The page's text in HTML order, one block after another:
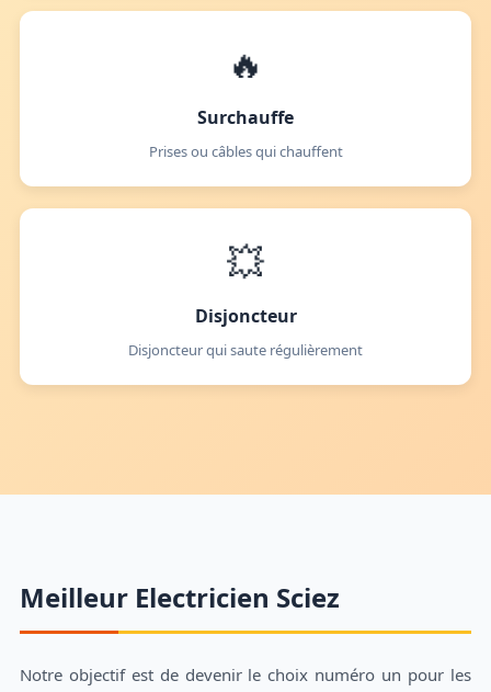
🔥
Surchauffe
Prises ou câbles qui chauffent
💥
Disjoncteur
Disjoncteur qui saute régulièrement
Meilleur Electricien Sciez
Notre objectif est de devenir le choix numéro un pour les